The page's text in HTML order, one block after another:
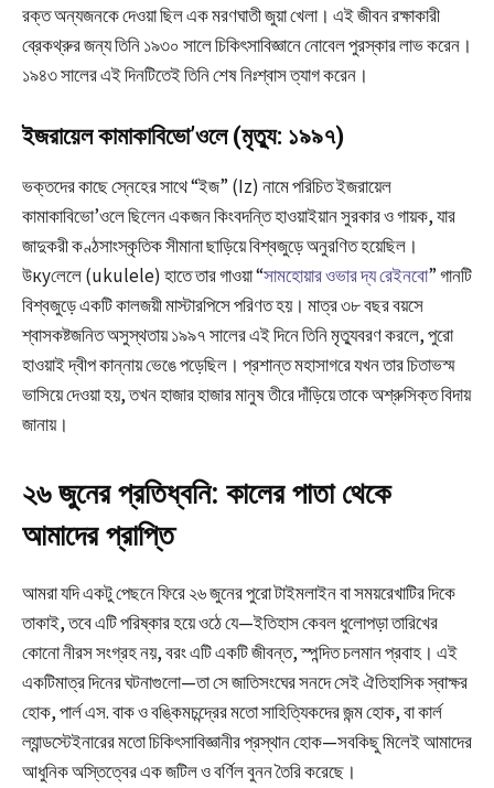
রক্ত অন্যজনকে দেওয়া ছিল এক মরণঘাতী জুয়া খেলা। এই জীবন রক্ষাকারী
ব্রেকথ্রুর জন্য তিনি ১৯৩০ সালে চিকিৎসাবিজ্ঞানে নোবেল পুরস্কার লাভ করেন।
১৯৪৩ সালের এই দিনটিতেই তিনি শেষ নিঃশ্বাস ত্যাগ করেন।
ইজরায়েল কামাকাবিভো’ওলে (মৃত্যু: ১৯৯৭)
ভক্তদের কাছে স্নেহের সাথে “ইজ” (Iz) নামে পরিচিত ইজরায়েল
কামাকাবিভো’ওলে ছিলেন একজন কিংবদন্তি হাওয়াইয়ান সুরকার ও গায়ক, যার
জাদুকরী কণ্ঠসাংস্কৃতিক সীমানা ছাড়িয়ে বিশ্বজুড়ে অনুরণিত হয়েছিল।
উкуলেলে (ukulele) হাতে তার গাওয়া “সামহোয়ার ওভার দ্য রেইনবো” গানটি
বিশ্বজুড়ে একটি কালজয়ী মাস্টারপিসে পরিণত হয়। মাত্র ৩৮ বছর বয়সে
শ্বাসকষ্টজনিত অসুস্থতায় ১৯৯৭ সালের এই দিনে তিনি মৃত্যুবরণ করলে, পুরো
হাওয়াই দ্বীপ কান্নায় ভেঙে পড়েছিল। প্রশান্ত মহাসাগরে যখন তার চিতাভস্ম
ভাসিয়ে দেওয়া হয়, তখন হাজার হাজার মানুষ তীরে দাঁড়িয়ে তাকে অশ্রুসিক্ত বিদায়
জানায়।
২৬ জুনের প্রতিধ্বনি: কালের পাতা থেকে
আমাদের প্রাপ্তি
আমরা যদি একটু পেছনে ফিরে ২৬ জুনের পুরো টাইমলাইন বা সময়রেখাটির দিকে
তাকাই, তবে এটি পরিষ্কার হয়ে ওঠে যে—ইতিহাস কেবল ধুলোপড়া তারিখের
কোনো নীরস সংগ্রহ নয়, বরং এটি একটি জীবন্ত, স্পন্দিত চলমান প্রবাহ। এই
একটিমাত্র দিনের ঘটনাগুলো—তা সে জাতিসংঘের সনদে সেই ঐতিহাসিক স্বাক্ষর
হোক, পার্ল এস. বাক ও বঙ্কিমচন্দ্রের মতো সাহিত্যিকদের জন্ম হোক, বা কার্ল
ল্যান্ডস্টেইনারের মতো চিকিৎসাবিজ্ঞানীর প্রস্থান হোক—সবকিছু মিলেই আমাদের
আধুনিক অস্তিত্বের এক জটিল ও বর্ণিল বুনন তৈরি করেছে।